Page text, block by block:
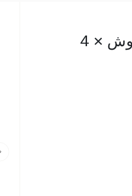
سبينس فود خبز برجر بريوش × 4